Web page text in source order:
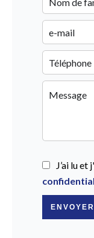
J’ai lu et
ENVOYER